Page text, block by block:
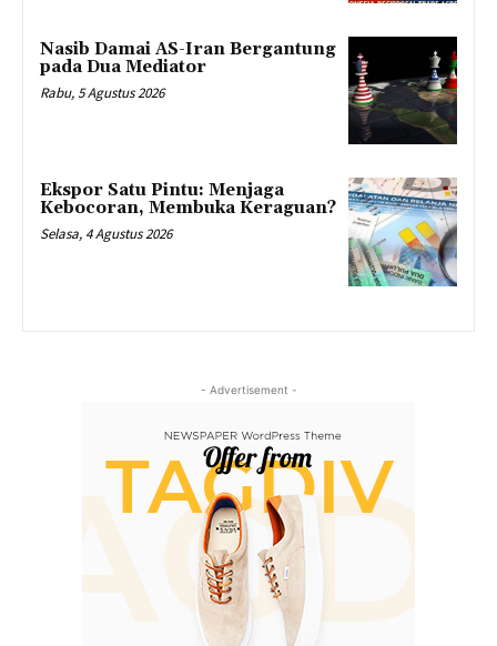
Nasib Damai AS-Iran Bergantung
pada Dua Mediator
Rabu, 5 Agustus 2026
Ekspor Satu Pintu: Menjaga
Kebocoran, Membuka Keraguan?
Selasa, 4 Agustus 2026
- Advertisement -